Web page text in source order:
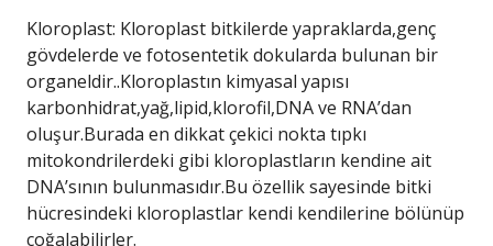
Kloroplast: Kloroplast bitkilerde yapraklarda,genç
gövdelerde ve fotosentetik dokularda bulunan bir
organeldir..Kloroplastın kimyasal yapısı
karbonhidrat,yağ,lipid,klorofil,DNA ve RNA’dan
oluşur.Burada en dikkat çekici nokta tıpkı
mitokondrilerdeki gibi kloroplastların kendine ait
DNA’sının bulunmasıdır.Bu özellik sayesinde bitki
hücresindeki kloroplastlar kendi kendilerine bölünüp
çoğalabilirler.